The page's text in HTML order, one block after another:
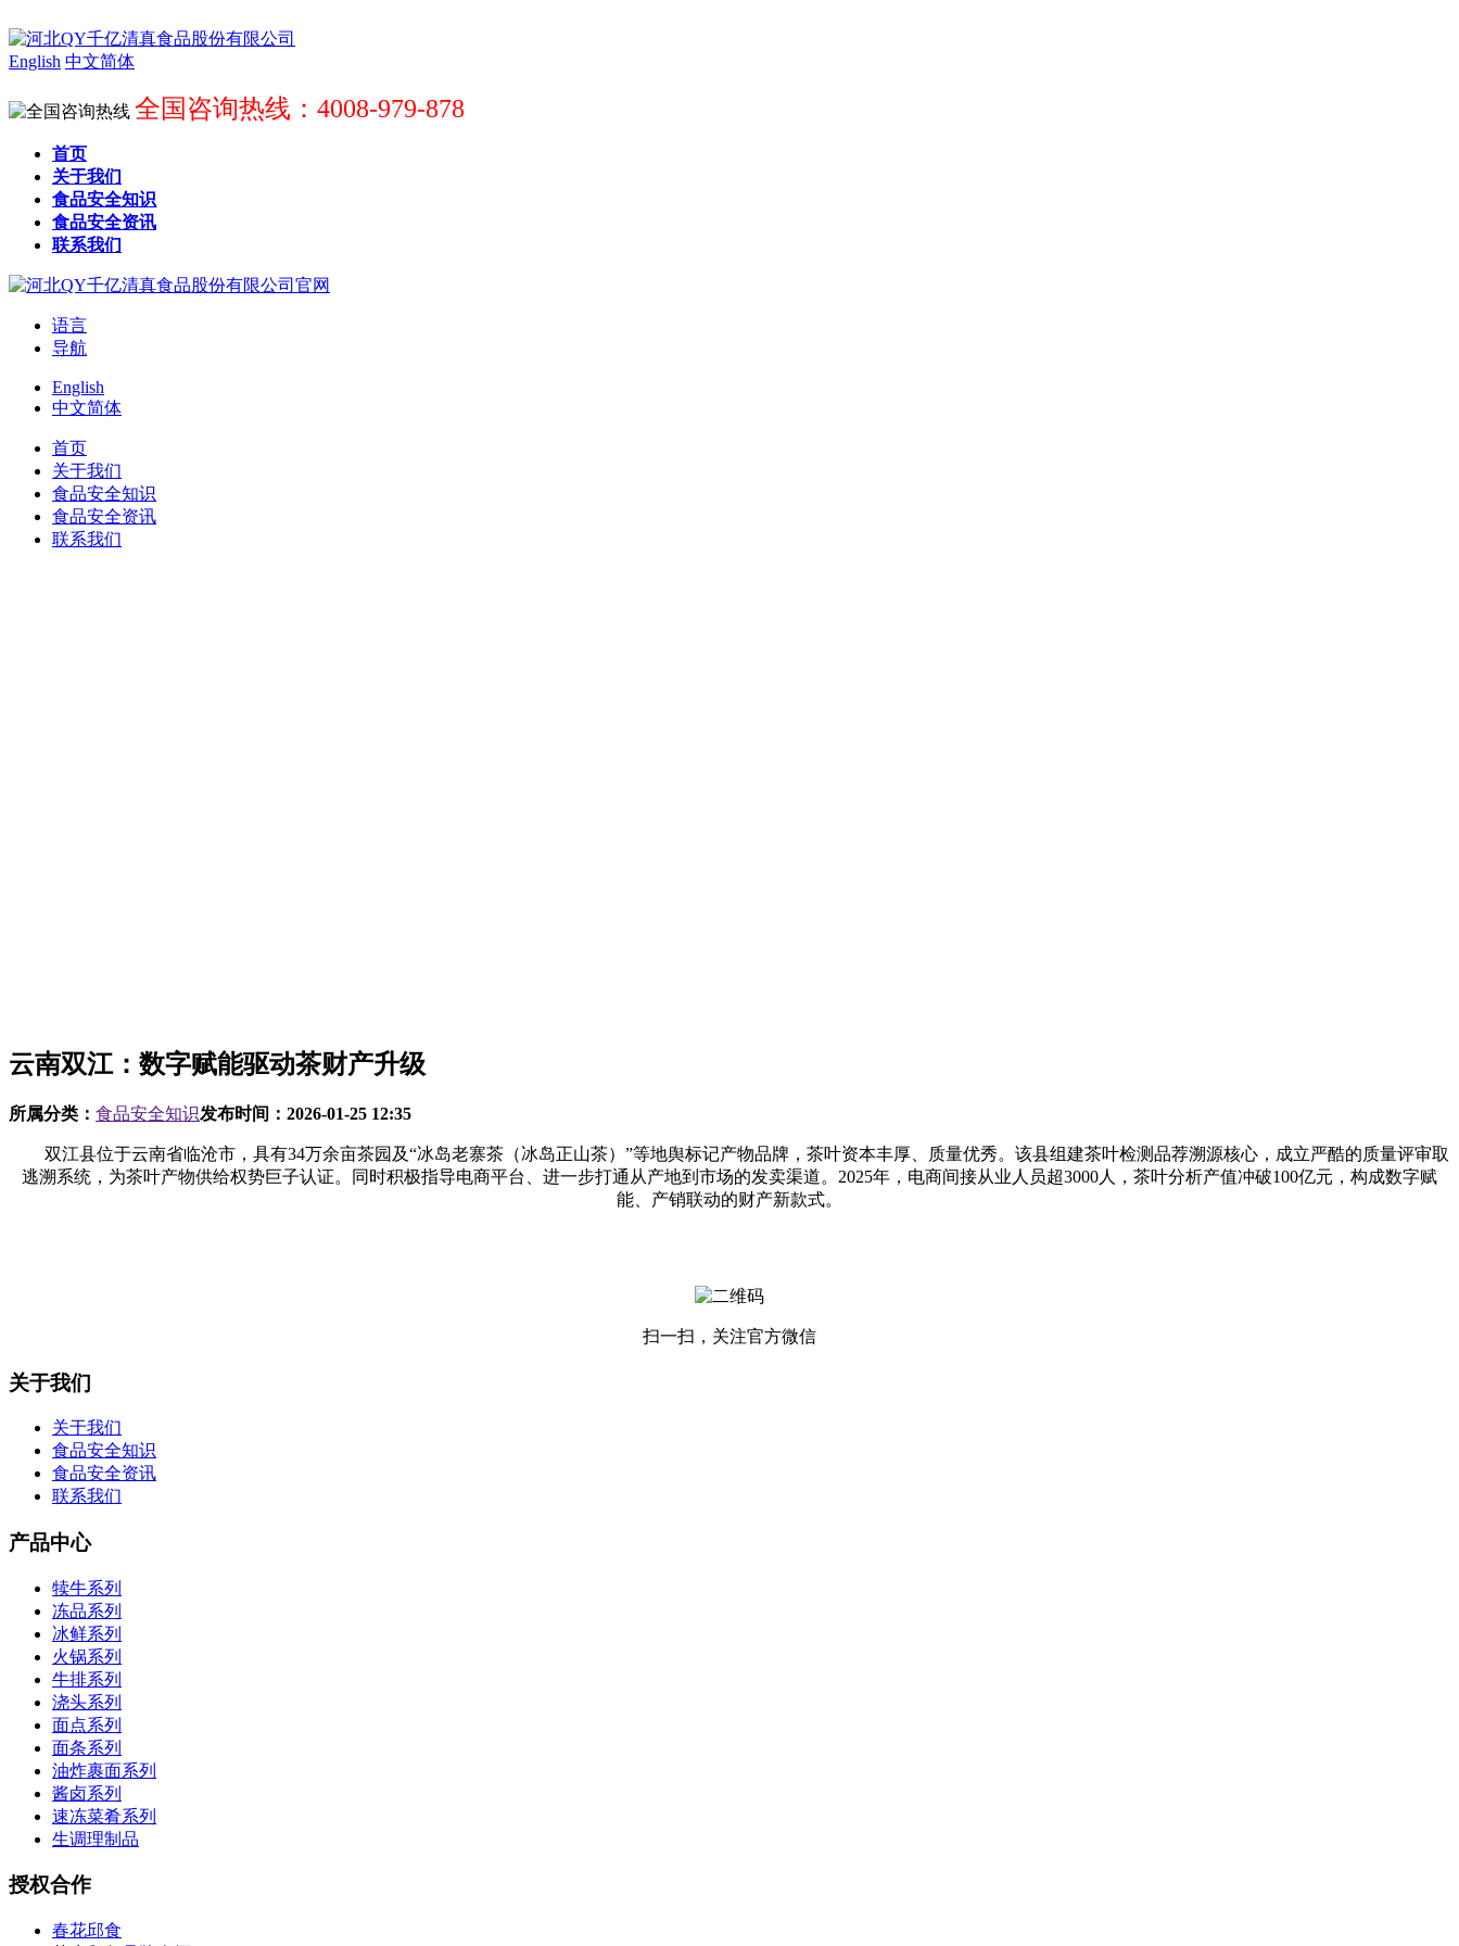
English 中文简体
全国咨询热线：4008-979-878
首页
关于我们
食品安全知识
食品安全资讯
联系我们
语言
导航
English
中文简体
首页
关于我们
食品安全知识
食品安全资讯
联系我们
云南双江：数字赋能驱动茶财产升级
所属分类： 食品安全知识发布时间： 2026-01-25 12:35
双江县位于云南省临沧市，具有34万余亩茶园及“冰岛老寨茶（冰岛正山茶）”等地舆标记产物品牌，茶叶资本丰厚、质量优秀。该县组建茶叶检测品荐溯源核心，成立严酷的质量评审取
逃溯系统，为茶叶产物供给权势巨子认证。同时积极指导电商平台、进一步打通从产地到市场的发卖渠道。2025年，电商间接从业人员超3000人，茶叶分析产值冲破100亿元，构成数字赋
能、产销联动的财产新款式。
扫一扫，关注官方微信
关于我们
关于我们
食品安全知识
食品安全资讯
联系我们
产品中心
犊牛系列
冻品系列
冰鲜系列
火锅系列
牛排系列
浇头系列
面点系列
面条系列
油炸裹面系列
酱卤系列
速冻菜肴系列
生调理制品
授权合作
春花邱食